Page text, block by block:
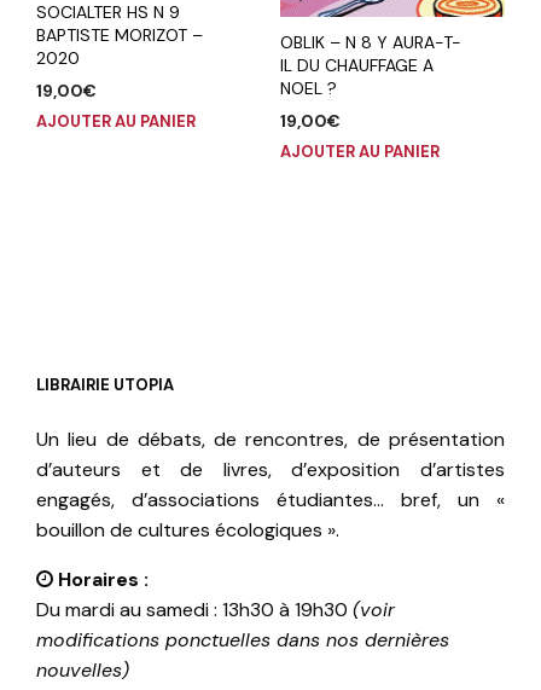
SOCIALTER HS N 9
BAPTISTE MORIZOT –
2020
19,00€
AJOUTER AU PANIER
OBLIK – N 8 Y AURA-T-
IL DU CHAUFFAGE A
NOEL ?
19,00€
AJOUTER AU PANIER
LIBRAIRIE UTOPIA
Un lieu de débats, de rencontres, de présentation
d’auteurs et de livres, d’exposition d’artistes
engagés, d’associations étudiantes… bref, un «
bouillon de cultures écologiques ».
Horaires :
Du mardi au samedi : 13h30 à 19h30 (voir
modifications ponctuelles dans nos dernières
nouvelles)